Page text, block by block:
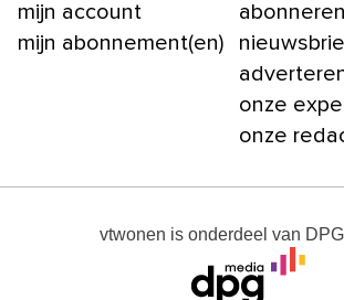
mijn account
mijn abonnement(en)
abonneren
onze
onze
vtwonen is onderdeel van